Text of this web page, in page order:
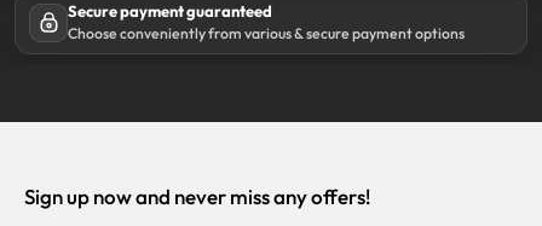
Secure payment guaranteed
Choose conveniently from various & secure payment options
Sign up now and never miss any offers!